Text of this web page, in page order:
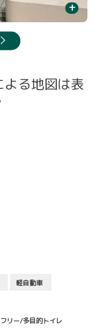
+
軽自動車
リー/多目的トイレ
る地図は表